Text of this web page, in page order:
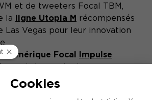
et de tweeters Focal TBM,
la ligne Utopia M récompensés
Las Vegas pour leur innovation
numérique Focal Impulse
et donner toute sa
En s’inspirant de
pour façonner la ligne,